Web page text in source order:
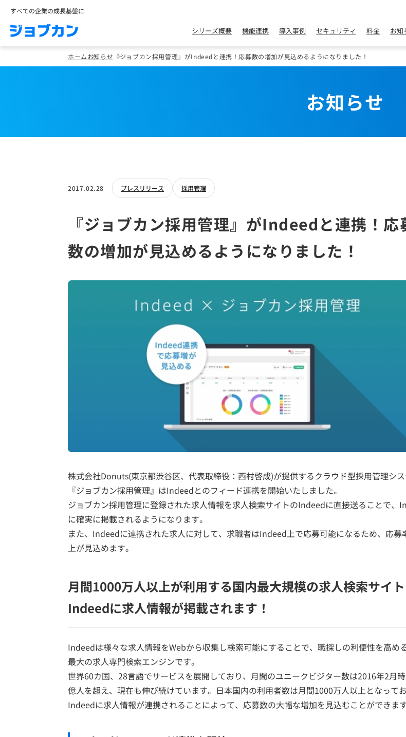
すべての企業の成長基盤に
シリーズ概要 機能連携 導入事例 セキュリティ 料金 お知
ホームお知らせ 『ジョブカン採用管理』がIndeedと連携！応募数の増加が見込めるようになりました！
お知らせ
2017.02.28 プレスリリース 採用管理
『ジョブカン採用管理』がIndeedと連携！応
数の増加が見込めるようになりました！
株式会社Donuts(東京都渋谷区、代表取締役：西村啓成)が提供するクラウド型採用管理シ
『ジョブカン採用管理』はIndeedとのフィード連携を開始いたしました。
ジョブカン採用管理に登録された求人情報を求人検索サイトのIndeedに直接送ることで、
に確実に掲載されるようになります。
また、Indeedに連携された求人に対して、求職者はIndeed上で応募可能になるため、応募
上が見込めます。
月間1000万人以上が利用する国内最大規模の求人検索サイト
Indeedに求人情報が掲載されます！
Indeedは様々な求人情報をWebから収集し検索可能にすることで、職探しの利便性を高め
最大の求人専門検索エンジンです。
世界60カ国、28言語でサービスを展開しており、月間のユニークビジター数は2016年2月
億人を超え、現在も伸び続けています。日本国内の利用者数は月間1000万人以上となってお
Indeedに求人情報が連携されることによって、応募数の大幅な増加を見込むことができます